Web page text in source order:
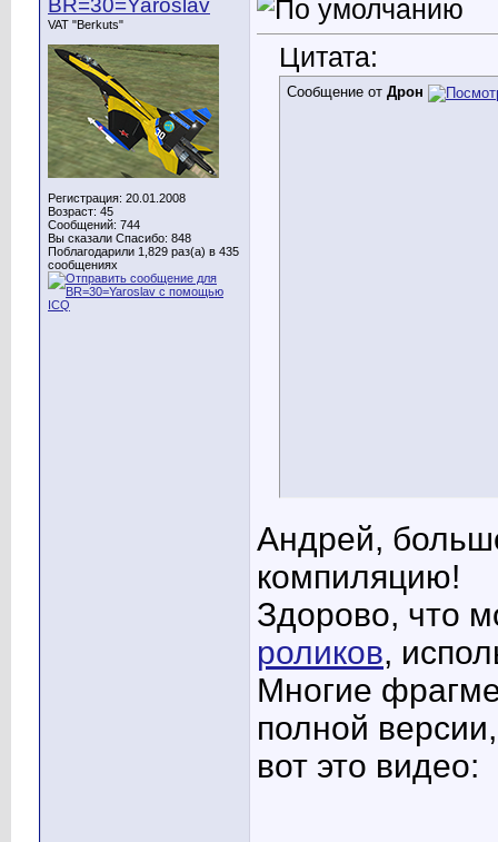
BR=30=Yaroslav
VAT "Berkuts"
Регистрация: 20.01.2008
Возраст: 45
Сообщений: 744
Вы сказали Спасибо: 848
Поблагодарили 1,829 раз(а) в 435
сообщениях
Цитата:
Сообщение от Дрон
Андрей,
компиляцию!
Здорово, что
роликов,
Многие
полной
вот это видео: